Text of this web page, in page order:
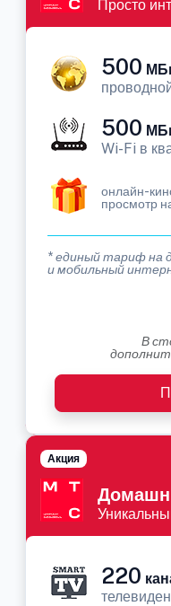
Просто
500
500
Wi-Fi в
онлайн-
просмотр
* единый тариф на
и мобильный
В
Акция
220